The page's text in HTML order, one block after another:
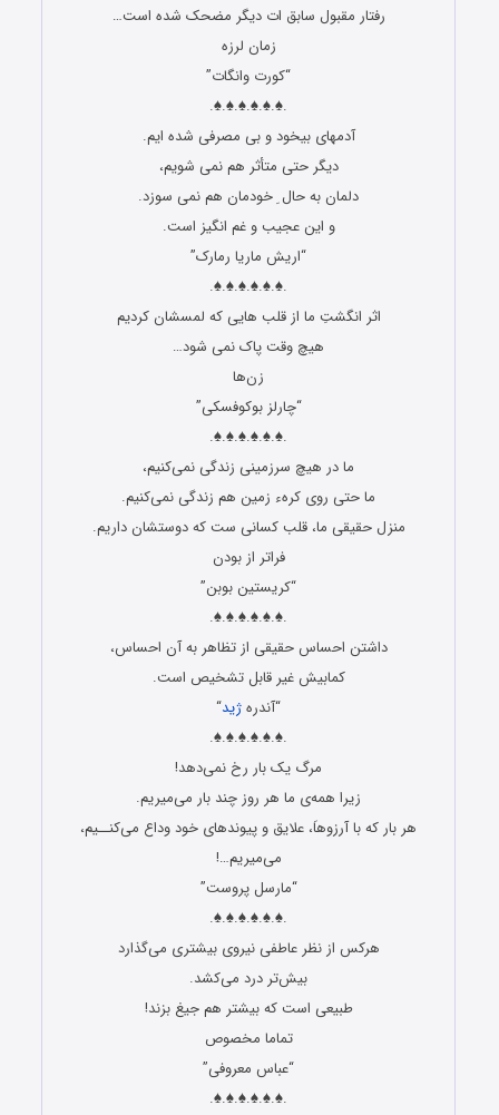
رفتار مقبول سابق ات دیگر مضحک شده است…
زمان لرزه
“کورت وانگات”
.♠.♠.♠.♠.♠.♠.
آدمهای بیخود و بی مصرفی شده ایم.
دیگر حتی متأثر هم نمی شویم،
دلمان به حال ِ خودمان هم نمی سوزد.
و این عجیب و غم انگیز است.
“اریش ماریا رمارک”
.♠.♠.♠.♠.♠.♠.
اثر انگشتِ ما از قلب هایی که لمسشان کردیم
هیچ وقت پاک نمی شود…
زن‌ها
“چارلز بوکوفسکی”
.♠.♠.♠.♠.♠.♠.
ما در هیچ سرزمینی زندگی نمی‌کنیم،
ما حتی روی کرهء زمین هم زندگی نمی‌کنیم.
منزل حقیقی ما، قلب کسانی ست که دوستشان داریم.
فراتر از بودن
“کریستین بوبن”
.♠.♠.♠.♠.♠.♠.
داشتن احساس حقیقی از تظاهر به آن احساس،
کمابیش غیر قابل تشخیص است.
“آندرهژید“
.♠.♠.♠.♠.♠.♠.
مرگ یک بار رخ نمی‌دهد!
زیرا همه‌ی ما هر روز چند بار می‌میریم.
هر بار که با آرزوهاَ، علایق و پیوندهای خود وداع می‌کنــیم،
می‌میریم…!
“مارسل پروست”
.♠.♠.♠.♠.♠.♠.
هرکس از نظر عاطفی نیروی بیشتری می‌گذارد
بیش‌تر درد می‌کشد.
طبیعی است که بیشتر هم جیغ بزند!
تماما مخصوص
“عباس معروفی”
.♠.♠.♠.♠.♠.♠.